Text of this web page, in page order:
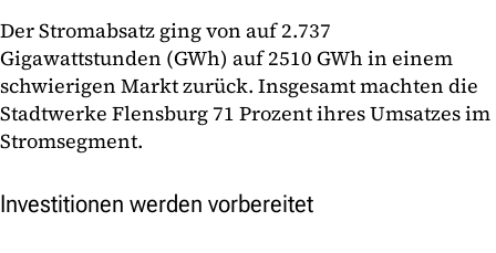
Der Stromabsatz ging von auf 2.737
Gigawattstunden (GWh) auf 2510 GWh in einem
schwierigen Markt zurück. Insgesamt machten die
Stadtwerke Flensburg 71 Prozent ihres Umsatzes im
Stromsegment.
Investitionen werden vorbereitet